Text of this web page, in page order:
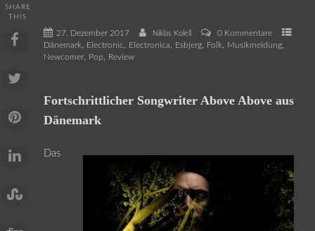
27. Dezember 2017 Niklas Kolell
0 Kommentare
Dänemark, Electronic, Electronica, Esbjerg, Folk, Musikmeldung,
Newcomer, Pop, Review
SHARE
THIS
Fortschrittlicher Songwriter Above Above aus
Dänemark
Das